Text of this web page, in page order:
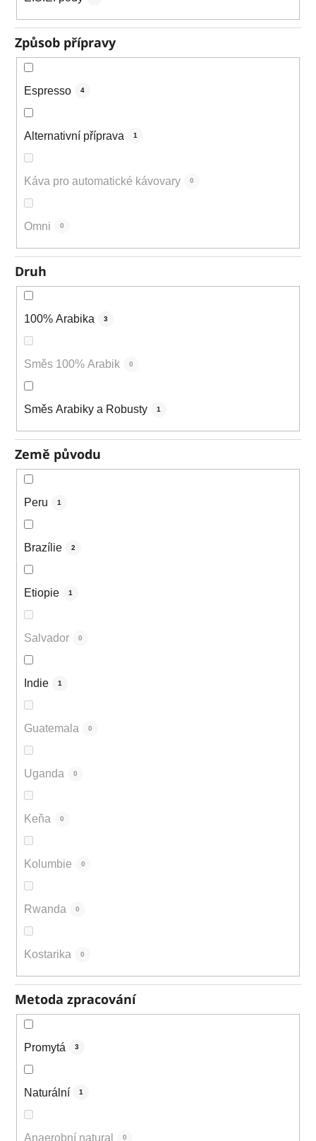
Způsob přípravy
Espresso 4
Alternativní příprava 1
Káva pro automatické kávovary 0
Omni 0
Druh
100% Arabika 3
Směs 100% Arabik 0
Směs Arabiky a Robusty 1
Země původu
Peru 1
Brazílie 2
Etiopie 1
Salvador 0
Indie 1
Guatemala 0
Uganda 0
Keňa 0
Kolumbie 0
Rwanda 0
Kostarika 0
Metoda zpracování
Promytá 3
Naturální 1
Anaerobní natural 0